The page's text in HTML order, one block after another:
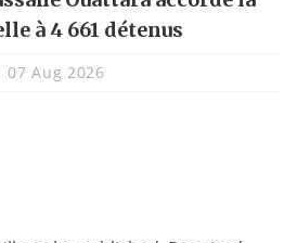
à 4 661 détenus
07 Aug 2026